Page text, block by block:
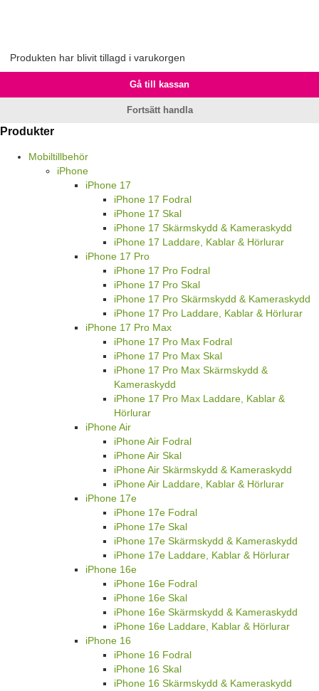
Produkten har blivit tillagd i varukorgen
Gå till kassan
Fortsätt handla
Produkter
Mobiltillbehör
iPhone
iPhone 17
iPhone 17 Fodral
iPhone 17 Skal
iPhone 17 Skärmskydd & Kameraskydd
iPhone 17 Laddare, Kablar & Hörlurar
iPhone 17 Pro
iPhone 17 Pro Fodral
iPhone 17 Pro Skal
iPhone 17 Pro Skärmskydd & Kameraskydd
iPhone 17 Pro Laddare, Kablar & Hörlurar
iPhone 17 Pro Max
iPhone 17 Pro Max Fodral
iPhone 17 Pro Max Skal
iPhone 17 Pro Max Skärmskydd &
Kameraskydd
iPhone 17 Pro Max Laddare, Kablar &
Hörlurar
iPhone Air
iPhone Air Fodral
iPhone Air Skal
iPhone Air Skärmskydd & Kameraskydd
iPhone Air Laddare, Kablar & Hörlurar
iPhone 17e
iPhone 17e Fodral
iPhone 17e Skal
iPhone 17e Skärmskydd & Kameraskydd
iPhone 17e Laddare, Kablar & Hörlurar
iPhone 16e
iPhone 16e Fodral
iPhone 16e Skal
iPhone 16e Skärmskydd & Kameraskydd
iPhone 16e Laddare, Kablar & Hörlurar
iPhone 16
iPhone 16 Fodral
iPhone 16 Skal
iPhone 16 Skärmskydd & Kameraskydd